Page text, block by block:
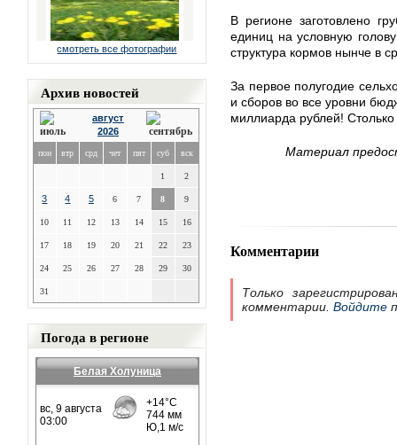
смотреть все фотографии
Архив новостей
август
2026
пон втр срд чет пят суб вск
1 2
3 4 5 6 7 8 9
10 11 12 13 14 15 16
17 18 19 20 21 22 23
24 25 26 27 28 29 30
31
Погода в регионе
Белая Холуница
В регионе заготовлено
единиц на условную
структура кормов нынче в
За первое полугодие
и сборов во все уровни
миллиарда рублей!
Материал
Комментарии
Только
комментарии. Войдите